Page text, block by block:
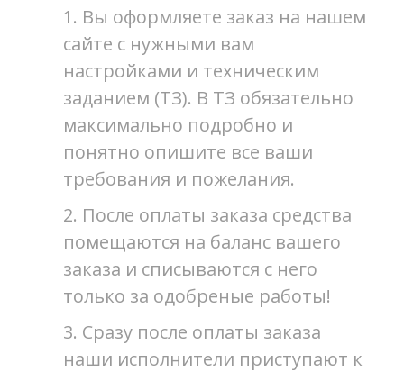
1. Вы оформляете заказ на нашем
сайте с нужными вам
настройками и техническим
заданием (ТЗ). В ТЗ обязательно
максимально подробно и
понятно опишите все ваши
требования и пожелания.
2. После оплаты заказа средства
помещаются на баланс вашего
заказа и списываются с него
только за одобреные работы!
3. Сразу после оплаты заказа
наши исполнители приступают к